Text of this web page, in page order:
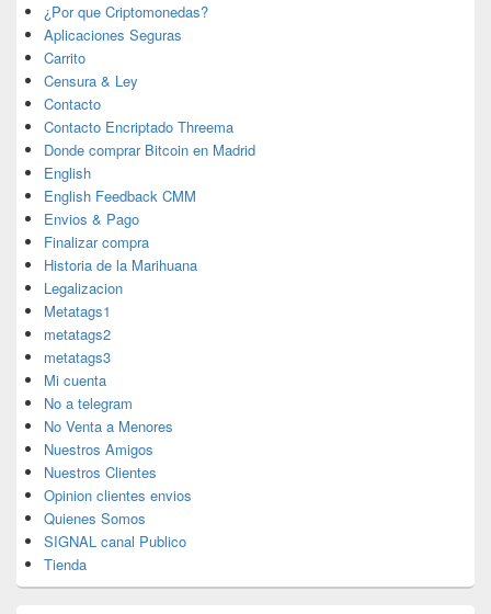
¿Por que Criptomonedas?
Aplicaciones Seguras
Carrito
Censura & Ley
Contacto
Contacto Encriptado Threema
Donde comprar Bitcoin en Madrid
English
English Feedback CMM
Envios & Pago
Finalizar compra
Historia de la Marihuana
Legalizacion
Metatags1
metatags2
metatags3
Mi cuenta
No a telegram
No Venta a Menores
Nuestros Amigos
Nuestros Clientes
Opinion clientes envios
Quienes Somos
SIGNAL canal Publico
Tienda